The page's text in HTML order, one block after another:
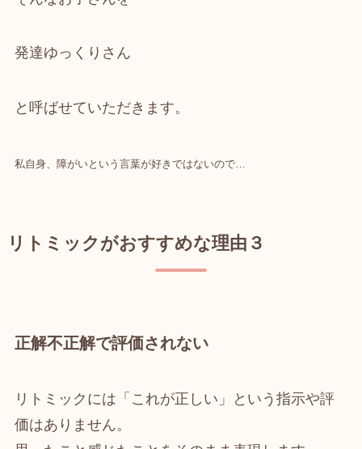
発達ゆっくりさん
と呼ばせていただきます。
私自身、障がいという言葉が好きではないので…
リトミックがおすすめな理由３
正解不正解で評価されない
リトミックには「これが正しい」という指示や評
価はありません。